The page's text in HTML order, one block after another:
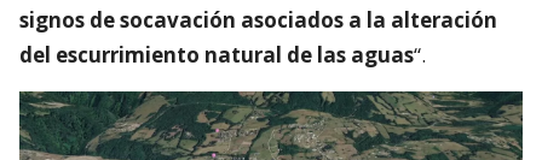
signos de socavación asociados a la alteración
del escurrimiento natural de las aguas“.